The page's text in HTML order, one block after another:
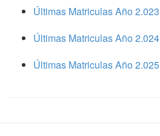
Últimas Matriculas Año 2.023
Últimas Matriculas Año 2.024
Últimas Matriculas Año 2.025